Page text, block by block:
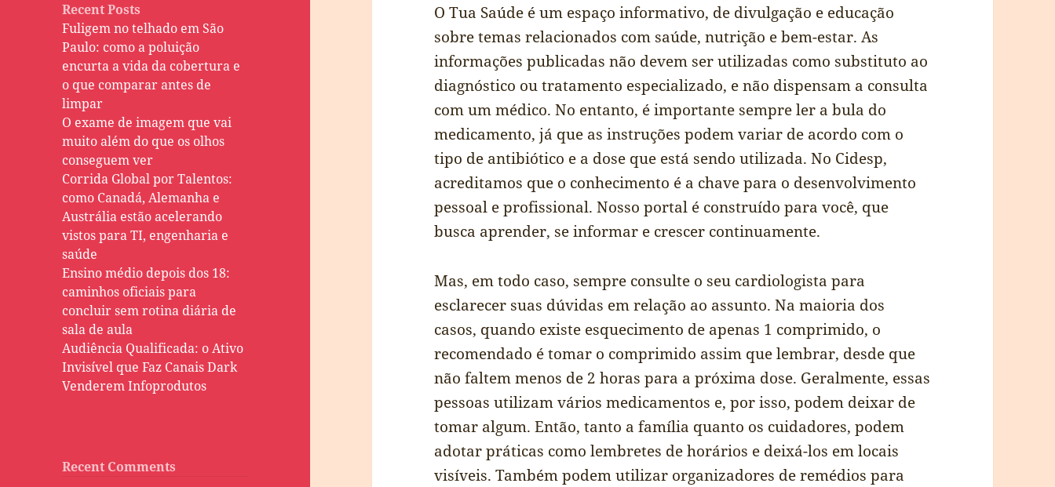
Recent Posts
Fuligem no telhado em São
Paulo: como a poluição
encurta a vida da cobertura e
o que comparar antes de
limpar
O exame de imagem que vai
muito além do que os olhos
conseguem ver
Corrida Global por Talentos:
como Canadá, Alemanha e
Austrália estão acelerando
vistos para TI, engenharia e
saúde
Ensino médio depois dos 18:
caminhos oficiais para
concluir sem rotina diária de
sala de aula
Audiência Qualificada: o Ativo
Invisível que Faz Canais Dark
Venderem Infoprodutos
Recent Comments
O Tua Saúde é um espaço informativo, de divulgação e educação
sobre temas relacionados com saúde, nutrição e bem-estar. As
informações publicadas não devem ser utilizadas como substituto ao
diagnóstico ou tratamento especializado, e não dispensam a consulta
com um médico. No entanto, é importante sempre ler a bula do
medicamento, já que as instruções podem variar de acordo com o
tipo de antibiótico e a dose que está sendo utilizada. No Cidesp,
acreditamos que o conhecimento é a chave para o desenvolvimento
pessoal e profissional. Nosso portal é construído para você, que
busca aprender, se informar e crescer continuamente.
Mas, em todo caso, sempre consulte o seu cardiologista para
esclarecer suas dúvidas em relação ao assunto. Na maioria dos
casos, quando existe esquecimento de apenas 1 comprimido, o
recomendado é tomar o comprimido assim que lembrar, desde que
não faltem menos de 2 horas para a próxima dose. Geralmente, essas
pessoas utilizam vários medicamentos e, por isso, podem deixar de
tomar algum. Então, tanto a família quanto os cuidadores, podem
adotar práticas como lembretes de horários e deixá-los em locais
visíveis. Também podem utilizar organizadores de remédios para